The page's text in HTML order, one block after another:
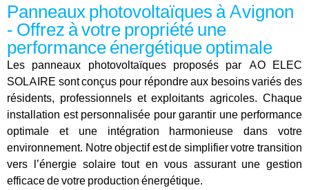
Panneaux photovoltaïques à Avignon
- Offrez à votre propriété une
performance énergétique optimale
Les panneaux photovoltaïques proposés par AO ELEC
SOLAIRE sont conçus pour répondre aux besoins variés des
résidents, professionnels et exploitants agricoles. Chaque
installation est personnalisée pour garantir une performance
optimale et une intégration harmonieuse dans votre
environnement. Notre objectif est de simplifier votre transition
vers l’énergie solaire tout en vous assurant une gestion
efficace de votre production énergétique.